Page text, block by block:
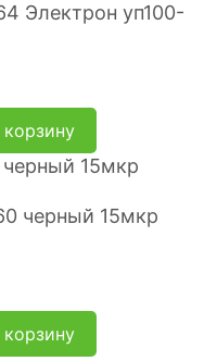
Электрон уп100-
корзину
черный 15мкр
корзину